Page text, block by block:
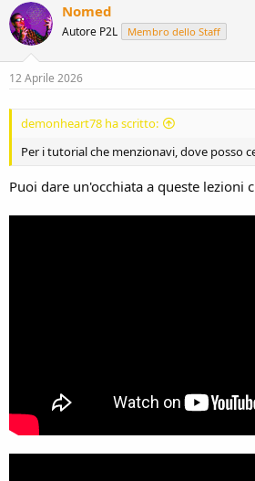
Nomed
Autore P2L Membro dello Staff
12 Aprile 2026
demonheart78 ha scritto:
Per i tutorial che menzionavi, dove posso
Puoi dare un'occhiata a queste lezioni